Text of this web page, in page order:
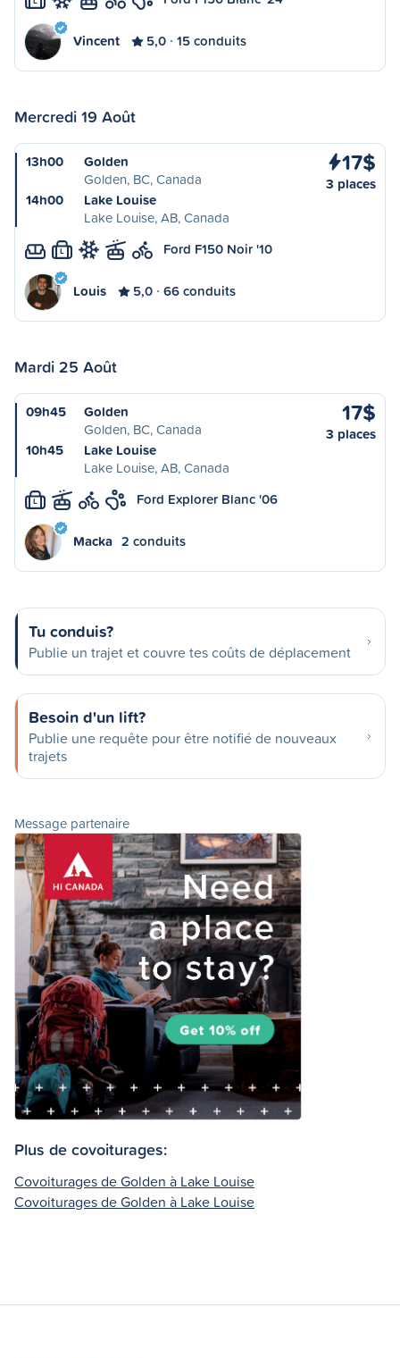
Vincent 5,0 15 conduits
Mercredi 19 Août
13h00
Golden
Golden, BC, Canada
14h00
Lake Louise
Lake Louise, AB, Canada
17$
3 places
L Ford F150 Noir '10
Louis 5,0 66 conduits
Mardi 25 Août
09h45
Golden
Golden, BC, Canada
10h45
Lake Louise
Lake Louise, AB, Canada
17$
3 places
L Ford Explorer Blanc '06
Macka 2 conduits
Tu conduis?
Publie un trajet et couvre tes coûts de déplacement
Besoin d'un lift?
Publie une requête pour être notifié de nouveaux
trajets
Message partenaire
Plus de covoiturages:
Covoiturages de Golden à Lake Louise
Covoiturages de Golden à Lake Louise